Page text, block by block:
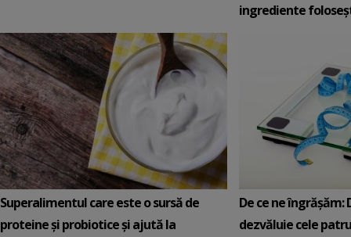
ingrediente
Superalimentul care este o sursă de
proteine și probiotice și ajută la
De ce ne îngrășăm:
dezvăluie cele